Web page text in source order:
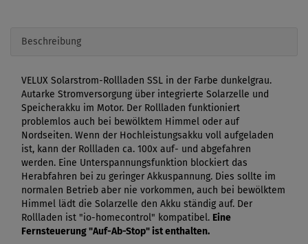
Beschreibung
VELUX Solarstrom-Rollladen SSL in der Farbe dunkelgrau.
Autarke Stromversorgung über integrierte Solarzelle und
Speicherakku im Motor. Der Rollladen funktioniert
problemlos auch bei bewölktem Himmel oder auf
Nordseiten. Wenn der Hochleistungsakku voll aufgeladen
ist, kann der Rollladen ca. 100x auf- und abgefahren
werden. Eine Unterspannungsfunktion blockiert das
Herabfahren bei zu geringer Akkuspannung. Dies sollte im
normalen Betrieb aber nie vorkommen, auch bei bewölktem
Himmel lädt die Solarzelle den Akku ständig auf. Der
Rollladen ist "io-homecontrol" kompatibel. Eine
Fernsteuerung "Auf-Ab-Stop" ist enthalten.